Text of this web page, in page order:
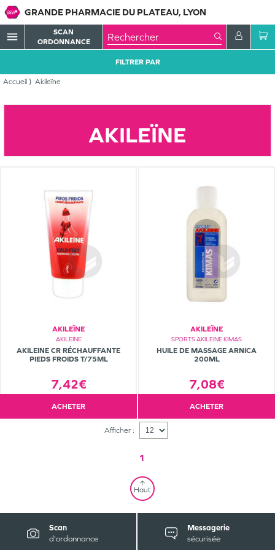
GRANDE PHARMACIE DU PLATEAU, LYON
menu
SCAN
ORDONNANCE
Accueil Akileïne
FILTRER PAR
AKILEÏNE
AKILEÏNE
AKILEÏNE
AKILEINE CR RÉCHAUFFANTE
PIEDS FROIDS T/75ML
7,42€
ACHETER
AKILEÏNE
SPORTS AKILEINE KIMAS
HUILE DE MASSAGE ARNICA
200ML
7,08€
ACHETER
Afficher :
1
Haut
Scan
d'ordonnance
Messagerie
sécurisée